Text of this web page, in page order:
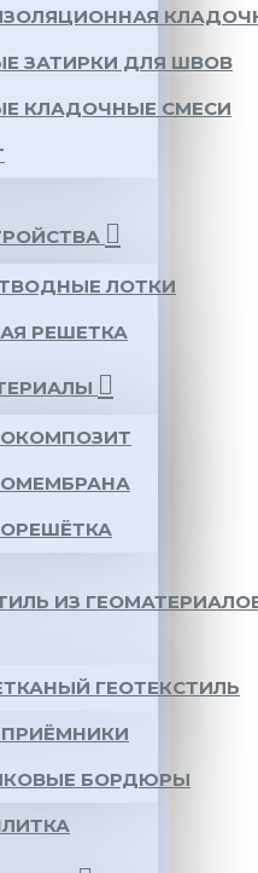
ЗАТИРКИ ДЛЯ ШВОВ
КЛАДОЧНЫЕ СМЕСИ
ЛОТКИ
РЕШЕТКА
ИЗ
ГЕОТЕКСТИЛЬ
БОРДЮРЫ